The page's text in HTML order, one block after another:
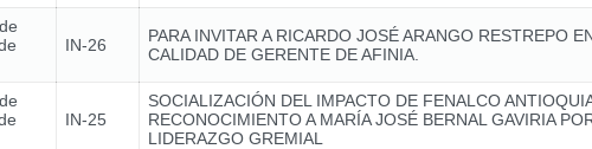
IN-26
PARA INVITAR A RICARDO JOSÉ ARANGO RESTREPO
CALIDAD DE GERENTE DE AFINIA.
IN-25
SOCIALIZACIÓN DEL IMPACTO DE FENALCO
RECONOCIMIENTO A MARÍA JOSÉ BERNAL GAVIRIA
LIDERAZGO GREMIAL